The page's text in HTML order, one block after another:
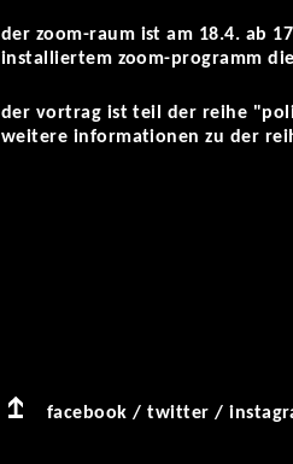
der zoom-raum ist am 18.4. ab
installiertem zoom-programm
der vortrag ist teil der reihe
weitere informationen zu der
facebook /twitter /